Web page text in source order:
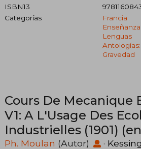
ISBN13
Categorías
Francia
Lenguas
Gravedad
Cours De Mecanique
V1: A L'Usage Des
Industrielles (1901)
Ph. Moulan (Autor) ·